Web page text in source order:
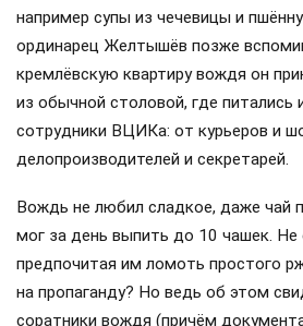
например супы из чечевицы и
ординарец Желтышёв позже
кремлёвскую квартиру вождя он
из обычной столовой, где питались
сотрудники ВЦИКа: от курьеров и
делопроизводителей и секретарей.
Вождь не любил сладкое, даже чай
мог за день выпить до 10 чашек. Не
предпочитая им ломоть простого
на пропаганду? Но ведь об этом
соратники вождя (причём